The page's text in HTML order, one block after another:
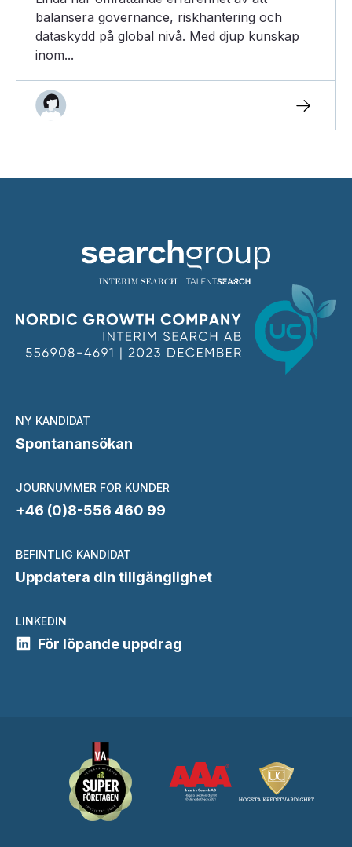
balansera governance, riskhantering och
dataskydd på global nivå. Med djup kunskap
inom...
NY KANDIDAT
Spontanansökan
JOURNUMMER FÖR KUNDER
+46 (0)8-556 460 99
BEFINTLIG KANDIDAT
Uppdatera din tillgänglighet
LINKEDIN
För löpande uppdrag